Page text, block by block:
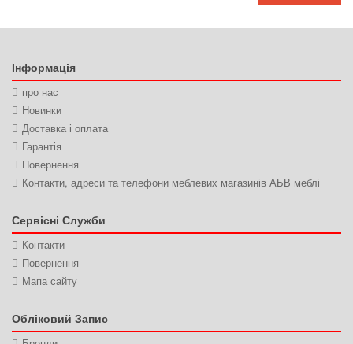
Інформація
про нас
Новинки
Доставка і оплата
Гарантія
Повернення
Контакти, адреси та телефони меблевих магазинів АБВ меблі
Сервісні Служби
Контакти
Повернення
Мапа сайту
Обліковий Запис